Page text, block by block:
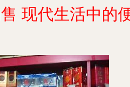
现代生活中的